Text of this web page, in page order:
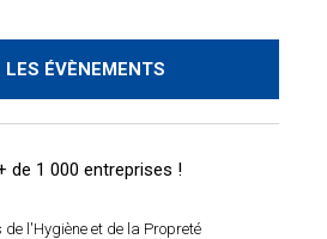
LES ÉVÈNEMENTS
l'Hygiène et de la Propreté